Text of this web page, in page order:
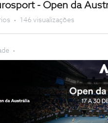
- Open da
146 visualizações